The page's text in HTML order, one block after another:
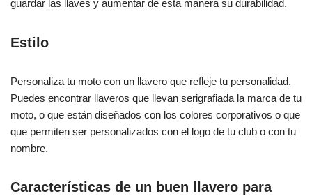
guardar las llaves y aumentar de esta manera su durabilidad.
Estilo
Personaliza tu moto con un llavero que refleje tu personalidad.
Puedes encontrar llaveros que llevan serigrafiada la marca de tu
moto, o que están diseñados con los colores corporativos o que
que permiten ser personalizados con el logo de tu club o con tu
nombre.
Características de un buen llavero para